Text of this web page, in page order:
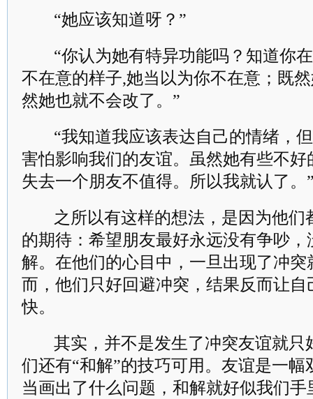
“她应该知道呀？”
“你认为她有特异功能吗？知道你
不在意的样子,她当以为你不在意；既
然她也就不会改了。”
“我知道我应该表达自己的情绪，
害怕影响我们的友谊。虽然她有些不
失去一个朋友不值得。所以我就认了。
之所以有这样的想法，是因为他们
的期待：希望朋友最好永远没有争吵
解。在他们的心目中，一旦出现了冲
而，他们只好回避冲突，结果反而让
快。
其实，并不是发生了冲突友谊就只
们还有“和解”的技巧可用。友谊是一
当画出了什么问题，和解就好似我们